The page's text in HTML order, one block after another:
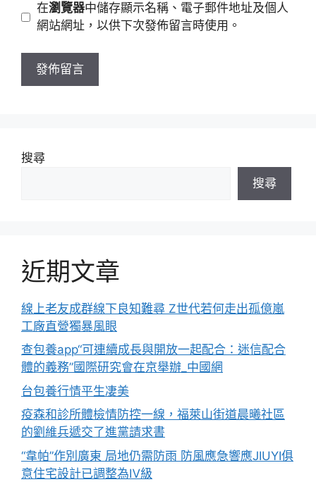
址
站
址
在瀏覽器中儲存顯示名稱、電子郵件地址及個人
網站網址，以供下次發佈留言時使用。
搜尋
搜尋
近期文章
線上老友成群線下良知難尋 Z世代若何走出孤億嵐
工廠直營獨暴風眼
查包養app“可連續成長與開放一起配合：迷信配合
體的義務”國際研究會在京舉辦_中國網
台包養行情平生凄美
疫森和診所體檢情防控一線，福萊山街道晨曦社區
的劉維兵遞交了進黨請求書
“韋帕”作別廣東 局地仍需防雨 防風應急響應JIUYI俱
意住宅設計已調整為Ⅳ級